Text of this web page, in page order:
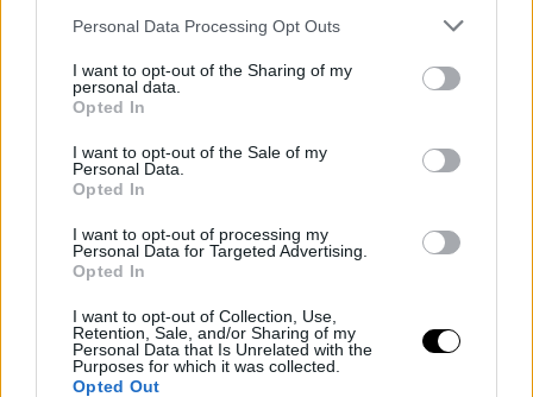
Personal Data Processing Opt Outs
I want to opt-out of the Sharing of my
personal data.
Opted In
I want to opt-out of the Sale of my
Personal Data.
Opted In
I want to opt-out of processing my
Personal Data for Targeted Advertising.
Opted In
I want to opt-out of Collection, Use,
Retention, Sale, and/or Sharing of my
Personal Data that Is Unrelated with the
Purposes for which it was collected.
Opted Out
τουλάχιστον μια ώρα. Όταν έρθει η στιγμή να σερβίρουμε
κόβουμε λίγο μαϊντανό για γαρνιτούρα και ραντίζουμε με λάδι.